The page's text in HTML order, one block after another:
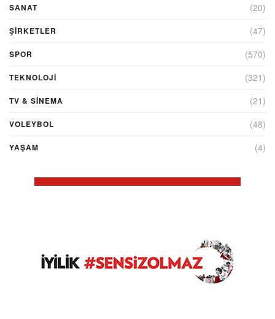
SANAT (20)
ŞIRKETLER (47)
SPOR (570)
TEKNOLOJİ (321)
TV & SINEMA (21)
VOLEYBOL (48)
YAŞAM (4)